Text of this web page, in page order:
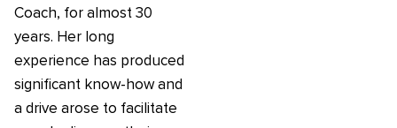
Coach, for almost 30
years. Her long
experience has produced
significant know-how and
a drive arose to facilitate